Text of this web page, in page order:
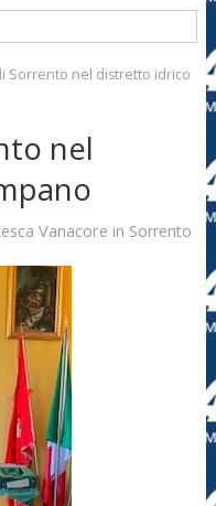
Sorrento nel distretto idrico
nel
Vanacore in Sorrento